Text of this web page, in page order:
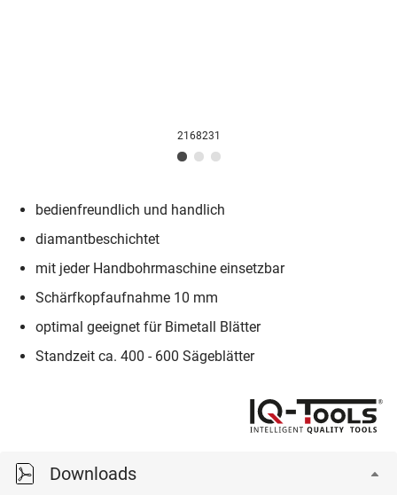
2168231
bedienfreundlich und handlich
diamantbeschichtet
mit jeder Handbohrmaschine einsetzbar
Schärfkopfaufnahme 10 mm
optimal geeignet für Bimetall Blätter
Standzeit ca. 400 - 600 Sägeblätter
Downloads